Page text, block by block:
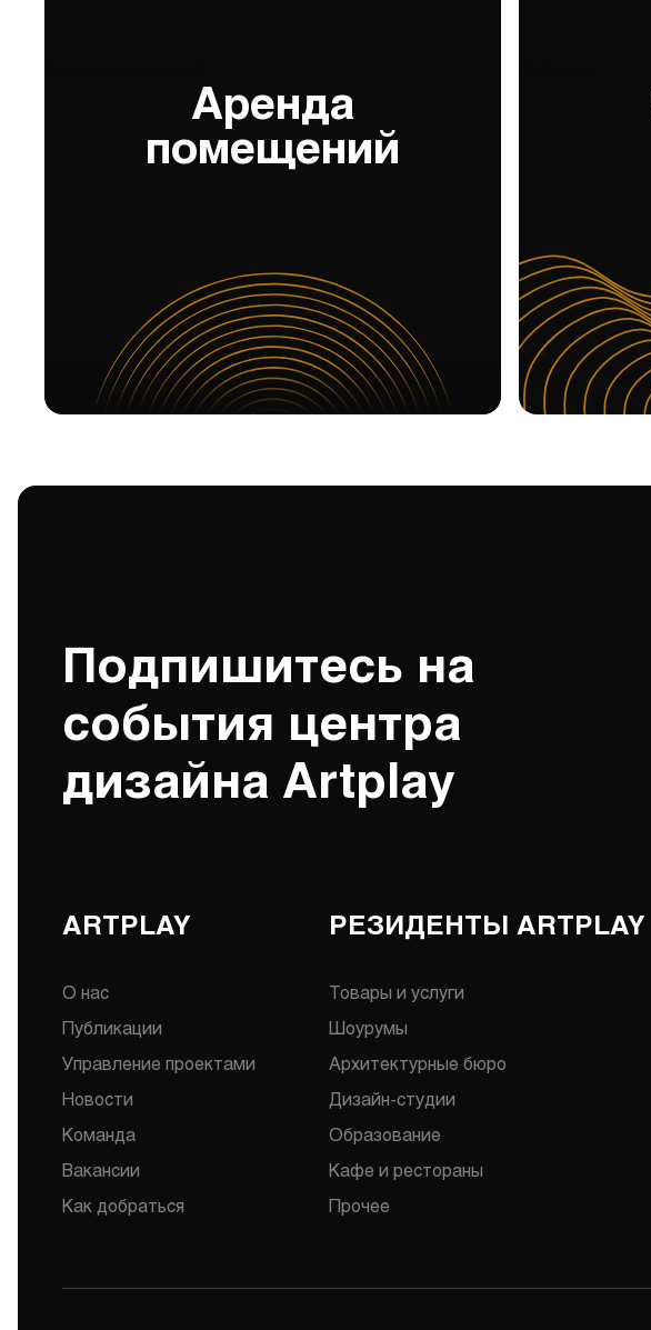
Аренда
помещений
Подпишитесь на
события центра
дизайна Artplay
ARTPLAY
О нас
Публикации
Управление проектами
Новости
Команда
Вакансии
Как добраться
РЕЗИДЕНТЫ ARTPLAY
Товары и услуги
Шоурумы
Архитектурные бюро
Дизайн-студии
Образование
Кафе и рестораны
Прочее